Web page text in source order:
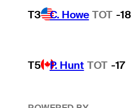
T3 C. Howe TOT -18
T5 P. Hunt TOT -17